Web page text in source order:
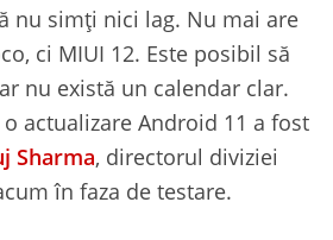
nu simți nici lag. Nu mai are
ci MIUI 12. Este posibil să
nu există un calendar clar.
actualizare Android 11 a fost
Sharma, directorul diviziei
în faza de testare.